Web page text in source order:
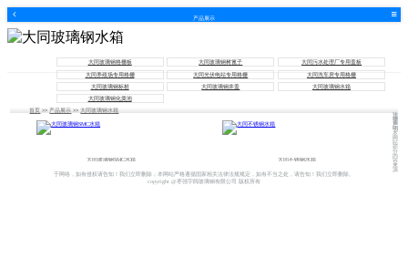
产品展示
大同玻璃钢格栅板 大同玻璃钢树篦子 大同污水处理厂专用盖板
大同养殖场专用格栅 大同光伏电站专用格栅 大同洗车房专用格栅
大同玻璃钢标桩 大同玻璃钢井盖 大同玻璃钢水箱
大同玻璃钢化粪池
首页 >> 产品展示 >>大同玻璃钢水箱
大同玻璃钢SMC水箱 大同不锈钢水箱
法
律
声
明
本
网
站
部
分
内
容
来
源
于网络，如有侵权请告知！我们立即删除；本网站严格遵循国家相关法律法规规定，如有不当之处，请告知！我们立即删除。
copyright @枣强宇阔玻璃钢有限公司 版权所有